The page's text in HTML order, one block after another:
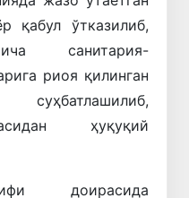
қабул ўтказилиб,
санитария-
риоя қилинган
суҳбатлашилиб,
ҳуқуқий
доирасида